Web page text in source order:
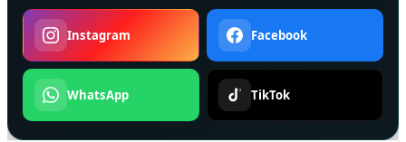
Instagram Facebook
WhatsApp TikTok